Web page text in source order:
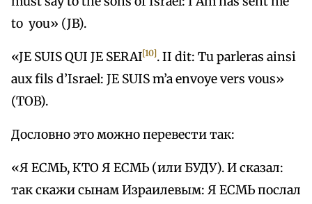
to you» (JB).
«JE SUIS QUI JE SERAI[10]. II dit: Tu parleras ainsi
aux fils d’Israel: JE SUIS m’a envoye vers vous»
(TOB).
Дословно это можно перевести так:
«Я ЕСМЬ, КТО Я ЕСМЬ (или БУДУ). И сказал:
так скажи сынам Израилевым: Я ЕСМЬ послал